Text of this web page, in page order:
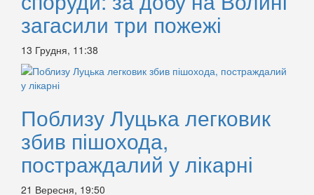
загасили три пожежі
13 Грудня, 11:38
Поблизу Луцька легковик
збив пішохода,
постраждалий у лікарні
21 Вересня, 19:50